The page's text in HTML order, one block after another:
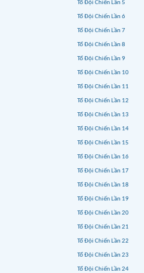
Tổ Đội Chiến Lần 5
Tổ Đội Chiến Lần 6
Tổ Đội Chiến Lần 7
Tổ Đội Chiến Lần 8
Tổ Đội Chiến Lần 9
Tổ Đội Chiến Lần 10
Tổ Đội Chiến Lần 11
Tổ Đội Chiến Lần 12
Tổ Đội Chiến Lần 13
Tổ Đội Chiến Lần 14
Tổ Đội Chiến Lần 15
Tổ Đội Chiến Lần 16
Tổ Đội Chiến Lần 17
Tổ Đội Chiến Lần 18
Tổ Đội Chiến Lần 19
Tổ Đội Chiến Lần 20
Tổ Đội Chiến Lần 21
Tổ Đội Chiến Lần 22
Tổ Đội Chiến Lần 23
Tổ Đội Chiến Lần 24